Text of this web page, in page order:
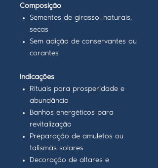
Composição
Sementes de girassol naturais,
secas
Sem adição de conservantes ou
corantes
Indicações
Rituais para prosperidade e
abundância
Banhos energéticos para
revitalização
Preparação de amuletos ou
talismãs solares
Decoração de altares e